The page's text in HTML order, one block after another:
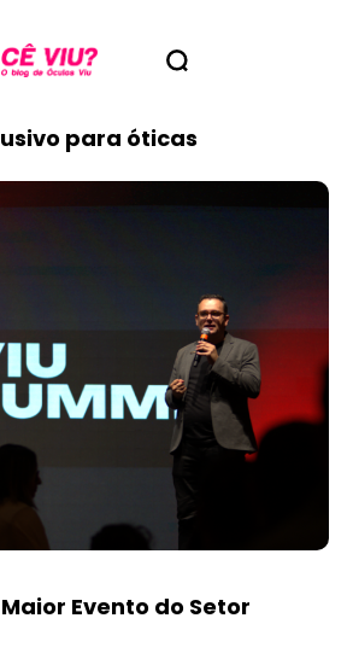
para óticas
Evento do Setor